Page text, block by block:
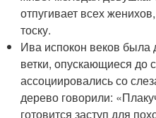
отпугивает всех
тоску.
Ива испокон веков была
ветки, опускающиеся до
ассоциировались со
дерево говорили:
готовится заступ для